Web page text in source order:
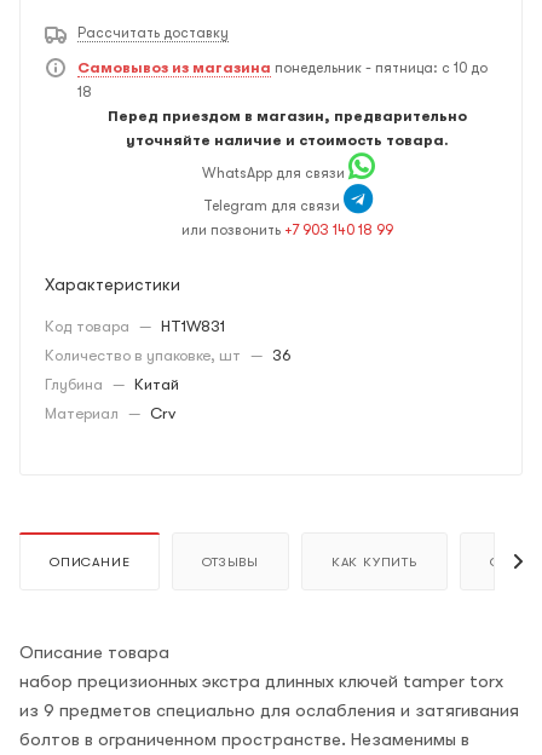
Рассчитать доставку
Самовывоз из магазина понедельник - пятница: с 10 до
18
Перед приездом в магазин, предварительно
уточняйте наличие и стоимость товара.
WhatsApp для связи
Telegram для связи
или позвонить +7 903 140 18 99
Характеристики
Код товара — HT1W831
Количество в упаковке, шт — 36
Глубина — Китай
Материал — Crv
ОПИСАНИЕ ОТЗЫВЫ КАК КУПИТЬ ОПЛАТА
Описание товара
набор прецизионных экстра длинных ключей tamper torx
из 9 предметов специально для ослабления и затягивания
болтов в ограниченном пространстве. Незаменимы в